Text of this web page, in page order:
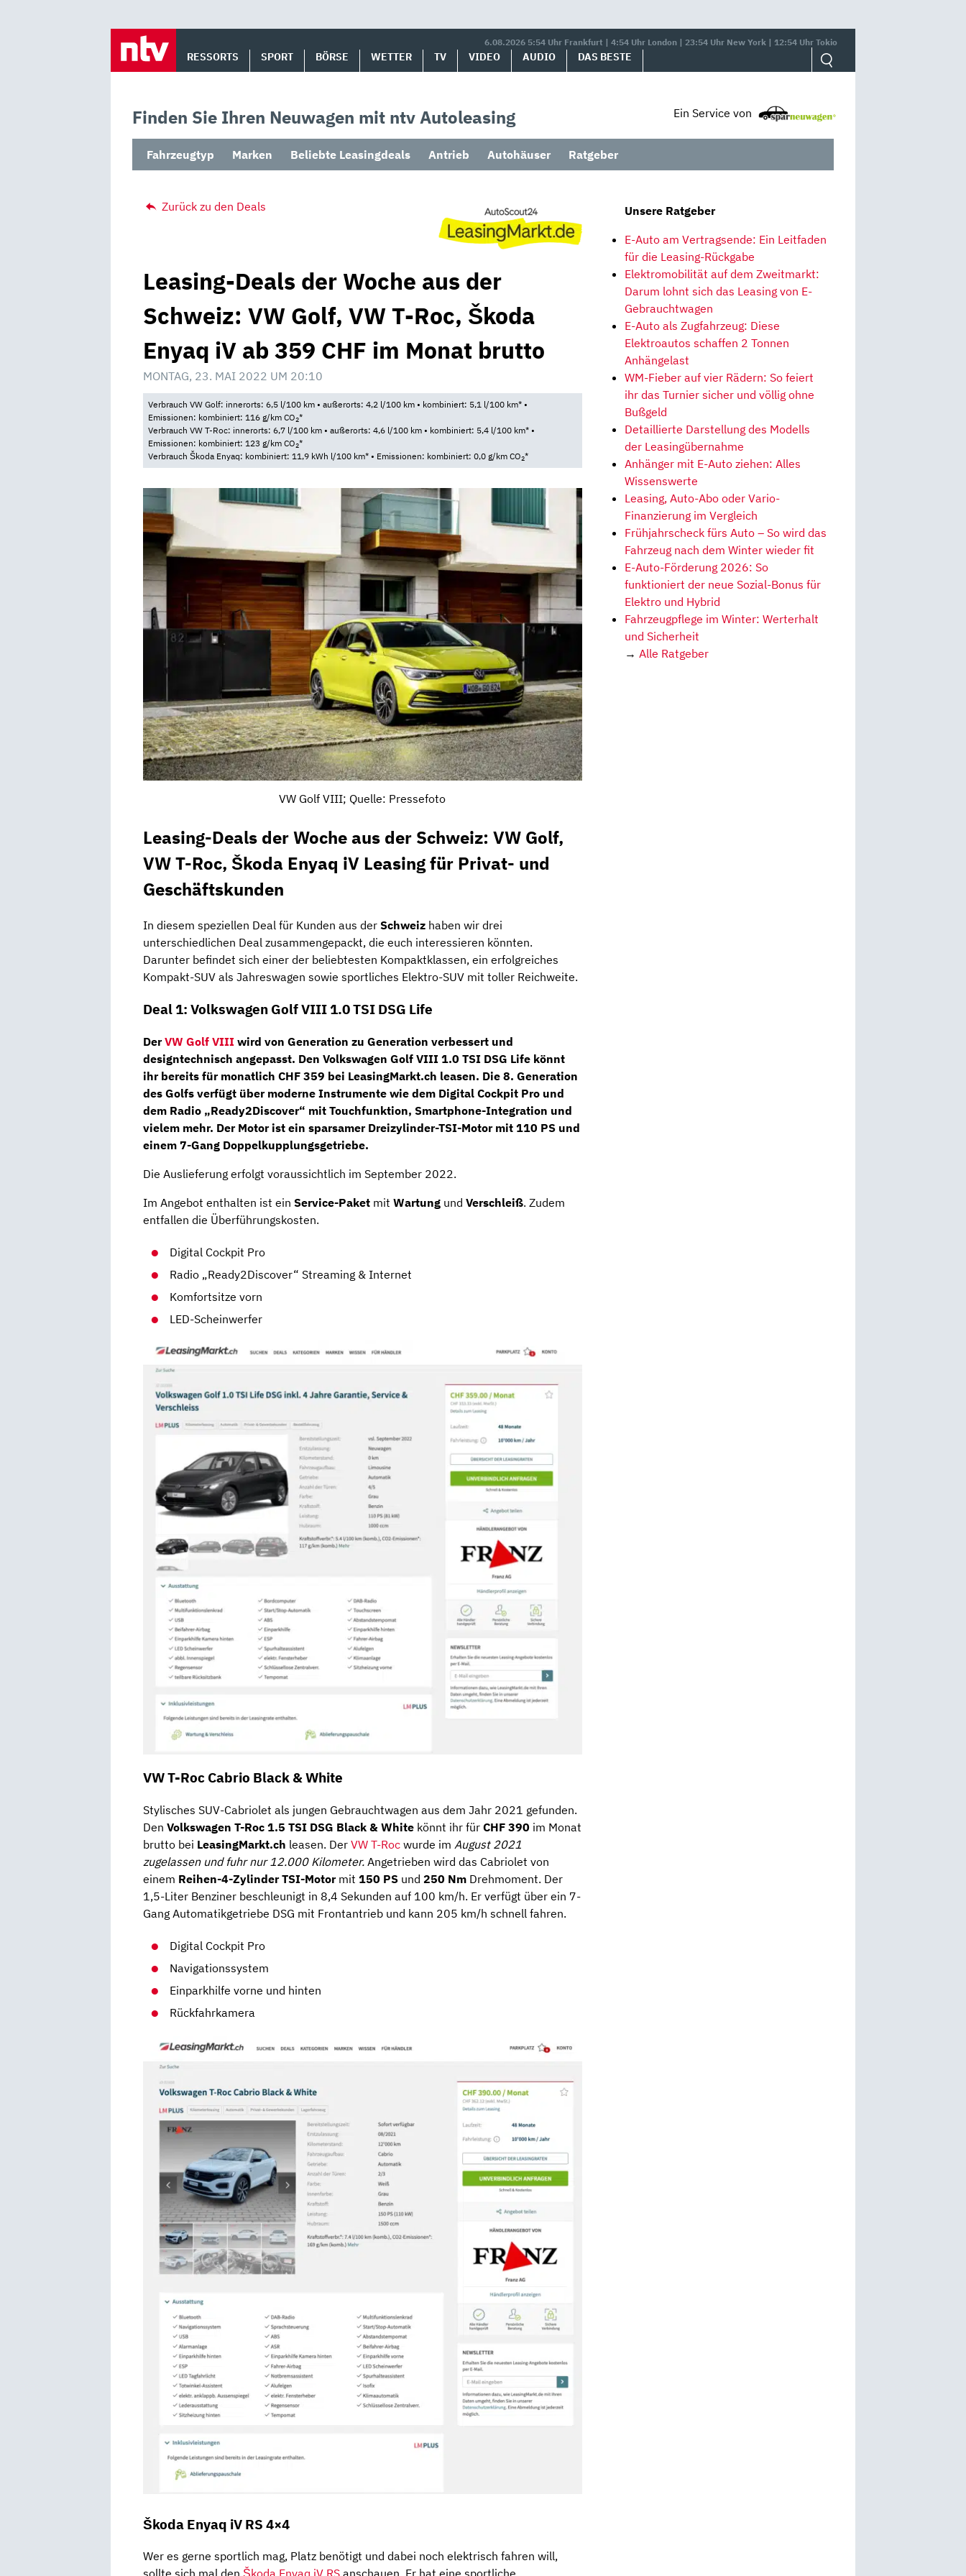
6.08.2026 5:54 Uhr Frankfurt | 4:54 Uhr London | 23:54 Uhr New York | 12:54 Uhr Tokio
RESSORTS SPORT BÖRSE WETTER TV VIDEO AUDIO DAS BESTE
Finden Sie Ihren Neuwagen mit ntv Autoleasing Ein Service von
Fahrzeugtyp Marken Beliebte Leasingdeals Antrieb Autohäuser Ratgeber
Zurück zu den Deals
Leasing-Deals der Woche aus der
Schweiz: VW Golf, VW T-Roc, Škoda
Enyaq iV ab 359 CHF im Monat brutto
MONTAG, 23. MAI 2022 UM 20:10
Verbrauch VW Golf: innerorts: 6,5 l/100 km • außerorts: 4,2 l/100 km • kombiniert: 5,1 l/100 km* •
Emissionen: kombiniert: 116 g/km CO2*
Verbrauch VW T-Roc: innerorts: 6,7 l/100 km • außerorts: 4,6 l/100 km • kombiniert: 5,4 l/100 km* •
Emissionen: kombiniert: 123 g/km CO2*
Verbrauch Škoda Enyaq: kombiniert: 11,9 kWh l/100 km* • Emissionen: kombiniert: 0,0 g/km CO2*
VW Golf VIII; Quelle: Pressefoto
Leasing-Deals der Woche aus der Schweiz: VW Golf,
VW T-Roc, Škoda Enyaq iV Leasing für Privat- und
Geschäftskunden
In diesem speziellen Deal für Kunden aus der Schweiz haben wir drei
unterschiedlichen Deal zusammengepackt, die euch interessieren könnten.
Darunter befindet sich einer der beliebtesten Kompaktklassen, ein erfolgreiches
Kompakt-SUV als Jahreswagen sowie sportliches Elektro-SUV mit toller Reichweite.
Deal 1: Volkswagen Golf VIII 1.0 TSI DSG Life
DerVW Golf VIII wird von Generation zu Generation verbessert und
designtechnisch angepasst. Den Volkswagen Golf VIII 1.0 TSI DSG Life könnt
ihr bereits für monatlich CHF 359 bei LeasingMarkt.ch leasen. Die 8. Generation
des Golfs verfügt über moderne Instrumente wie dem Digital Cockpit Pro und
dem Radio „Ready2Discover“ mit Touchfunktion, Smartphone-Integration und
vielem mehr. Der Motor ist ein sparsamer Dreizylinder-TSI-Motormit 110 PS und
einem 7-Gang Doppelkupplungsgetriebe.
Die Auslieferung erfolgt voraussichtlich im September 2022.
Im Angebot enthalten ist ein Service-Paket mit Wartung und Verschleiß. Zudem
entfallen die Überführungskosten.
Digital Cockpit Pro
Radio „Ready2Discover“ Streaming & Internet
Komfortsitze vorn
LED-Scheinwerfer
VW T-Roc Cabrio Black & White
Stylisches SUV-Cabriolet als jungen Gebrauchtwagen aus dem Jahr 2021 gefunden.
Den Volkswagen T-Roc 1.5 TSI DSG Black & White könnt ihr für CHF 390 im Monat
brutto bei LeasingMarkt.ch leasen. Der VW T-Roc wurde im August 2021
zugelassen und fuhr nur 12.000 Kilometer. Angetrieben wird das Cabriolet von
einem Reihen-4-Zylinder TSI-Motormit 150 PS und 250 Nm Drehmoment. Der
1,5-Liter Benziner beschleunigt in 8,4 Sekunden auf 100 km/h. Er verfügt über ein 7-
Gang Automatikgetriebe DSG mit Frontantrieb und kann 205 km/h schnell fahren.
Digital Cockpit Pro
Navigationssystem
Einparkhilfe vorne und hinten
Rückfahrkamera
Škoda Enyaq iV RS 4×4
Wer es gerne sportlich mag, Platz benötigt und dabei noch elektrisch fahren will,
Unsere Ratgeber
E-Auto am Vertragsende: Ein Leitfaden
für die Leasing-Rückgabe
Elektromobilität auf dem Zweitmarkt:
Darum lohnt sich das Leasing von E-
Gebrauchtwagen
E-Auto als Zugfahrzeug: Diese
Elektroautos schaffen 2 Tonnen
Anhängelast
WM-Fieber auf vier Rädern: So feiert
ihr das Turnier sicher und völlig ohne
Bußgeld
Detaillierte Darstellung des Modells
der Leasingübernahme
Anhänger mit E-Auto ziehen: Alles
Wissenswerte
Leasing, Auto-Abo oder Vario-
Finanzierung im Vergleich
Frühjahrscheck fürs Auto – So wird das
Fahrzeug nach dem Winter wieder fit
E-Auto-Förderung 2026: So
funktioniert der neue Sozial-Bonus für
Elektro und Hybrid
Fahrzeugpflege im Winter: Werterhalt
und Sicherheit
→ Alle Ratgeber